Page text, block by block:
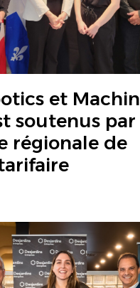
et
soutenus par
régionale de